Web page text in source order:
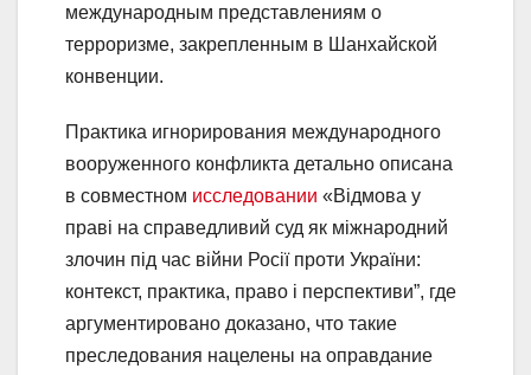
международным представлениям о
терроризме, закрепленным в Шанхайской
конвенции.
Практика игнорирования международного
вооруженного конфликта детально описана
в совместном исследовании «Відмова у
праві на справедливий суд як міжнародний
злочин під час війни Росії проти України:
контекст, практика, право і перспективи”, где
аргументировано доказано, что такие
преследования нацелены на оправдание